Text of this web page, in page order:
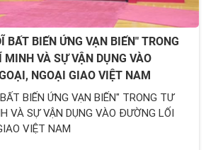
BẤT BIẾN ỨNG VẠN BIẾN" TRONG
MINH VÀ SỰ VẬN DỤNG VÀO
NGOẠI GIAO VIỆT NAM
BIẾN ỨNG VẠN BIẾN" TRONG TƯ
VÀ SỰ VẬN DỤNG VÀO ĐƯỜNG LỐI
VIỆT NAM